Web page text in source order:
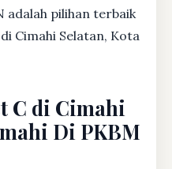
adalah pilihan terbaik
Cimahi Selatan, Kota
C di Cimahi
Di PKBM